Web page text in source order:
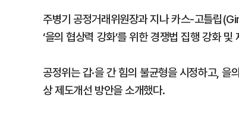
주병기 공정거래위원장과 지나 카스-고틀립
‘을의 협상력 강화’를 위한 경쟁법 집행 강화
공정위는 갑·을 간 힘의 불균형을 시정하고, 을
상 제도개선 방안을 소개했다.